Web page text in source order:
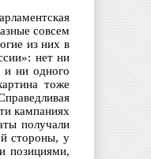
совсем
из них в
нет ни
ни одного
тоже
кампаниях
получали
стороны, у
позициями,